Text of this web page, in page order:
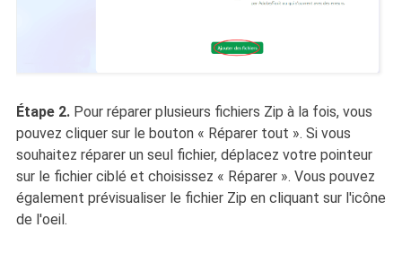
Étape 2. Pour réparer plusieurs fichiers Zip à la fois, vous
pouvez cliquer sur le bouton « Réparer tout ». Si vous
souhaitez réparer un seul fichier, déplacez votre pointeur
sur le fichier ciblé et choisissez « Réparer ». Vous pouvez
également prévisualiser le fichier Zip en cliquant sur l'icône
de l'oeil.